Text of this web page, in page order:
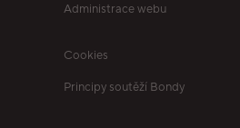
Administrace webu
Cookies
Principy soutěží Bondy